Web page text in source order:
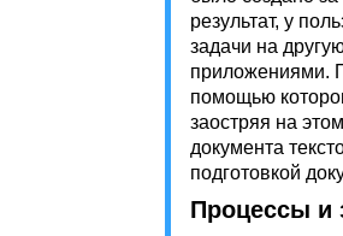
результат, у
задачи на
приложениями.
помощью
заостряя на
документа
подготовкой
Процессы и